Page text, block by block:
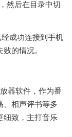
然后在目录中切
成功连接到手机
的情况。
器软件，作为番
、相声评书等多
细致，主打音乐